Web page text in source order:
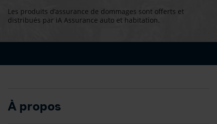
Les produits d’assurance de dommages sont offerts et
distribués par iA Assurance auto et habitation.
À propos